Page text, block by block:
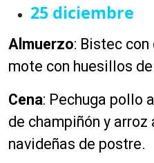
25 diciembre
Almuerzo: Bistec con
mote con huesillos
Cena: Pechuga pollo
de champiñón y
navideñas de postre.